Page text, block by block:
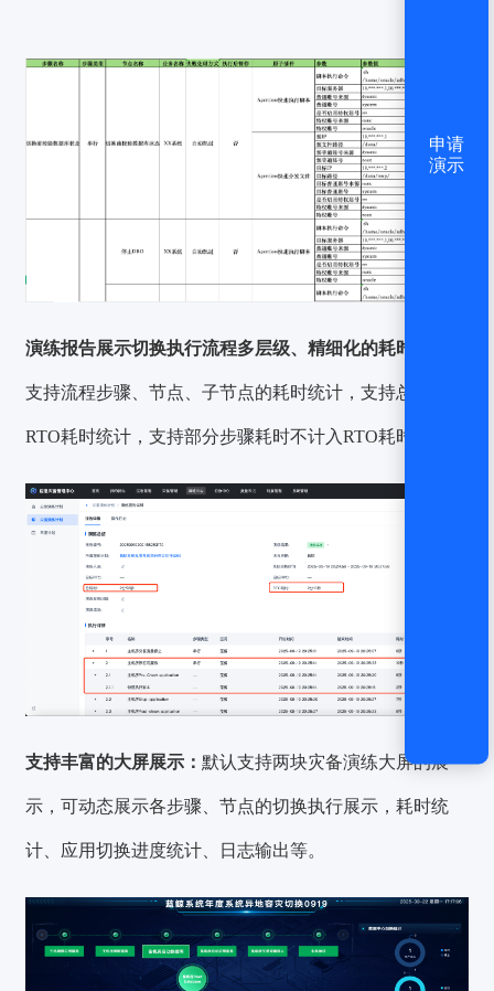
演练报告展示切换执行流程多层级、精细化的耗时统计：
支持流程步骤、节点、子节点的耗时统计，支持总耗时和
RTO耗时统计，支持部分步骤耗时不计入RTO耗时统计。
支持丰富的大屏展示：默认支持两块灾备演练大屏的展
示，可动态展示各步骤、节点的切换执行展示，耗时统
计、应用切换进度统计、日志输出等。
申请
演示